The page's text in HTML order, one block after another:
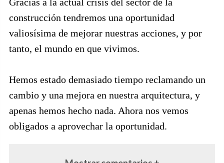
construcción tendremos una oportunidad
valiosísima de mejorar nuestras acciones, y por
tanto, el mundo en que vivimos.
Hemos estado demasiado tiempo reclamando un
cambio y una mejora en nuestra arquitectura, y
apenas hemos hecho nada. Ahora nos vemos
obligados a aprovechar la oportunidad.